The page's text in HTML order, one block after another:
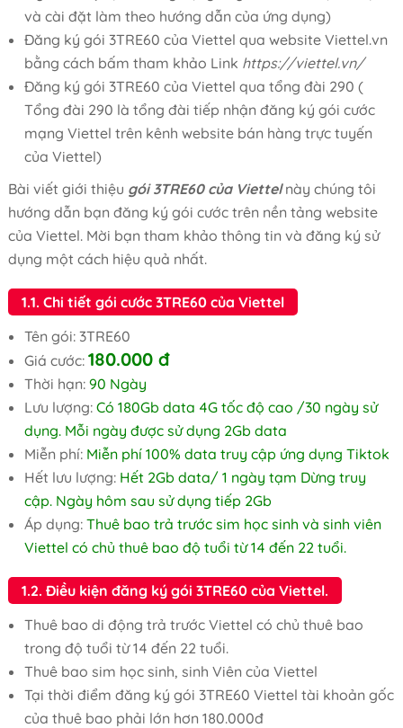
và cài đặt làm theo hướng dẫn của ứng dụng)
Đăng ký gói 3TRE60 của Viettel qua website Viettel.vn
bằng cách bấm tham khảo Link https://viettel.vn/
Đăng ký gói 3TRE60 của Viettel qua tổng đài 290 (
Tổng đài 290 là tổng đài tiếp nhận đăng ký gói cước
mạng Viettel trên kênh website bán hàng trực tuyến
của Viettel)
Bài viết giới thiệu gói 3TRE60 của Viettelnày chúng tôi
hướng dẫn bạn đăng ký gói cước trên nền tảng website
của Viettel. Mời bạn tham khảo thông tin và đăng ký sử
dụng một cách hiệu quả nhất.
1.1. Chi tiết gói cước 3TRE60 của Viettel
Tên gói: 3TRE60
Giá cước: 180.000 đ
Thời hạn: 90 Ngày
Lưu lượng:Có 180Gb data 4G tốc độ cao /30 ngày sử
dụng. Mỗi ngày được sử dụng 2Gb data
Miễn phí:Miễn phí 100% data truy cập ứng dụng Tiktok
Hết lưu lượng:Hết 2Gb data/ 1 ngày tạm Dừng truy
cập. Ngày hôm sau sử dụng tiếp 2Gb
Áp dụng: Thuê bao trả trước sim học sinh và sinh viên
Viettel có chủ thuê bao độ tuổi từ 14 đến 22 tuổi.
1.2. Điều kiện đăng ký gói 3TRE60 của Viettel.
Thuê bao di động trả trước Viettel có chủ thuê bao
trong độ tuổi từ 14 đến 22 tuổi.
Thuê bao sim học sinh, sinh Viên của Viettel
Tại thời điểm đăng ký gói 3TRE60 Viettel tài khoản gốc
của thuê bao phải lớn hơn 180.000đ